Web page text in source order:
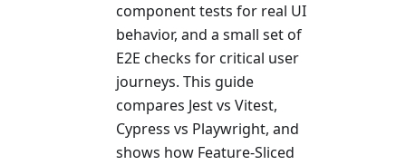
component tests for real UI
behavior, and a small set of
E2E checks for critical user
journeys. This guide
compares Jest vs Vitest,
Cypress vs Playwright, and
shows how Feature-Sliced